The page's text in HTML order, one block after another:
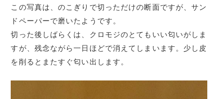
この写真は、のこぎりで切っただけの断面ですが、サン
ドペーパーで磨いたようです。
切った後しばらくは、クロモジのとてもいい匂いがしま
すが、残念ながら一日ほどで消えてしまいます。少し皮
を削るとまたすぐ匂い出します。